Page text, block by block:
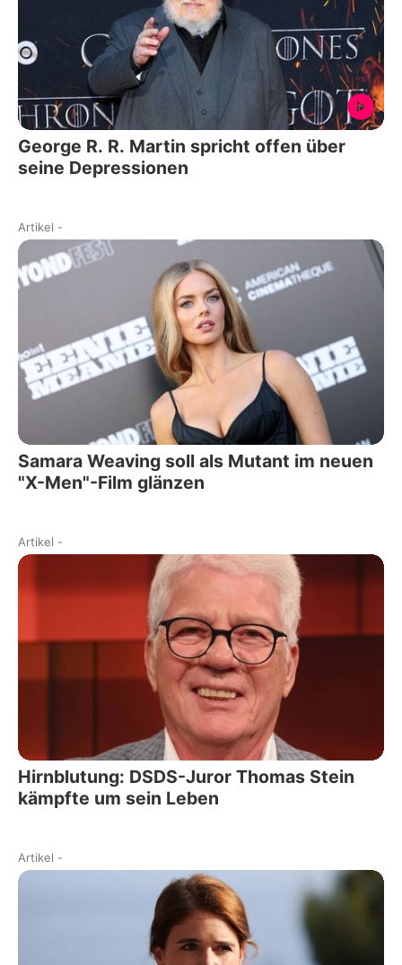
George R. R. Martin spricht offen über
seine Depressionen
Artikel -
Samara Weaving soll als Mutant im neuen
"X-Men"-Film glänzen
Artikel -
Hirnblutung: DSDS-Juror Thomas Stein
kämpfte um sein Leben
Artikel -